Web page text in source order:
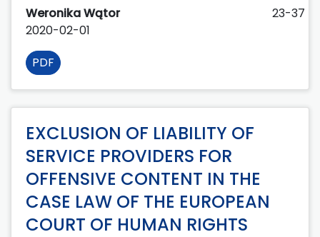
Weronika Wątor
23-37
2020-02-01
PDF
EXCLUSION OF LIABILITY OF
SERVICE PROVIDERS FOR
OFFENSIVE CONTENT IN THE
CASE LAW OF THE EUROPEAN
COURT OF HUMAN RIGHTS